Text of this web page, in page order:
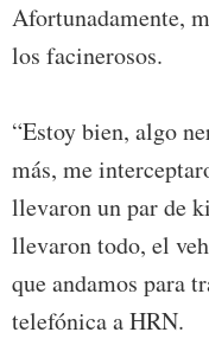
Afortunadamente,
los facinerosos.
“Estoy bien, algo
más, me
llevaron un par de
llevaron todo, el
que andamos para
telefónica a HRN.